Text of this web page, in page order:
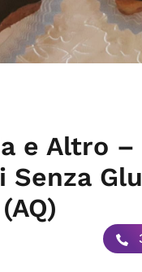
e Altro –
Senza